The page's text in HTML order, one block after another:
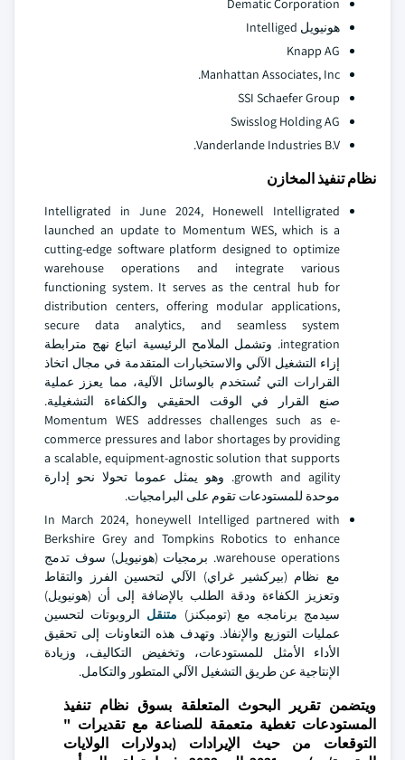
Dematic Corporation
هونيويل Intelliged
Knapp AG
Manhattan Associates, Inc.
SSI Schaefer Group
Swisslog Holding AG
Vanderlande Industries B.V.
نظام تنفيذ المخازن
Intelligrated in June 2024, Honewell Intelligrated
launched an update to Momentum WES, which is a
cutting-edge software platform designed to optimize
warehouse operations and integrate various
functioning system. It serves as the central hub for
distribution centers, offering modular applications,
secure data analytics, and seamless system
integration. وتشمل الملامح الرئيسية اتباع نهج مترابطة
إزاء التشغيل الآلي والاستخبارات المتقدمة في مجال اتخاذ
القرارات التي تُستخدم بالوسائل الآلية، مما يعزز عملية
صنع القرار في الوقت الحقيقي والكفاءة التشغيلية.
Momentum WES addresses challenges such as e-
commerce pressures and labor shortages by providing
a scalable, equipment-agnostic solution that supports
growth and agility. وهو يمثل عموما تحولا نحو إدارة
موحدة للمستودعات تقوم على البرامجيات.
In March 2024, honeywell Intelliged partnered with
Berkshire Grey and Tompkins Robotics to enhance
warehouse operations. برمجيات (هونيويل) سوف تدمج
مع نظام (بيركشير غراي) الآلي لتحسين الفرز والتقاط
وتعزيز الكفاءة ودقة الطلب بالإضافة إلى أن (هونيويل)
سيدمج برنامجه مع (تومبكنز) متنقل الروبوتات لتحسين
عمليات التوزيع والإنفاذ. وتهدف هذه التعاونات إلى تحقيق
الأداء الأمثل للمستودعات، وتخفيض التكاليف، وزيادة
الإنتاجية عن طريق التشغيل الآلي المتطور والتكامل.
ويتضمن تقرير البحوث المتعلقة بسوق نظام تنفيذ
المستودعات تغطية متعمقة للصناعة مع تقديرات "
التوقعات من حيث الإيرادات (بدولارات الولايات